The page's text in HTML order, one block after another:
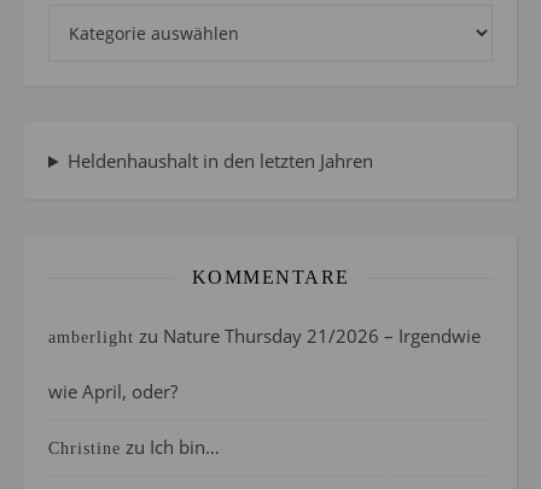
Heldenhaushalt in den letzten Jahren
KOMMENTARE
amberlight zu Nature Thursday 21/2026 – Irgendwie
wie April, oder?
Christine zu Ich bin…